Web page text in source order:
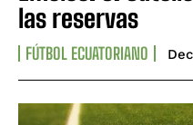
las reservas
FÚTBOL ECUATORIANO